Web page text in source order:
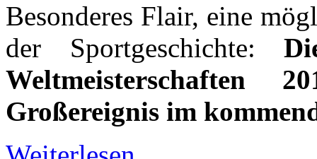
Besonderes Flair, eine
der Sportgeschichte:
Großereignis im